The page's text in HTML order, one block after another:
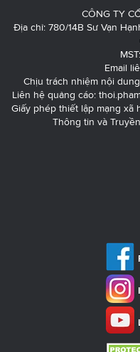
CÔNG TY
Địa chỉ: 780/14B Sư Vạn
Email
Chịu trách nhiệm nội
Liên hệ quảng cáo:
Giấy phép thiết lập mạng xã
Thông tin và